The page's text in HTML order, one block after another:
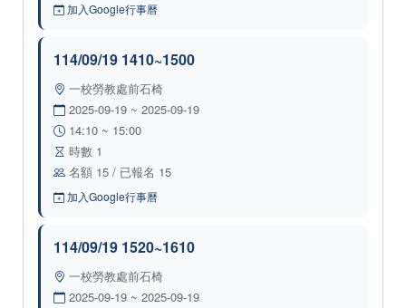
加入Google行事曆
114/09/19 1410~1500
一校勞教處前石椅
2025-09-19 ~ 2025-09-19
14:10 ~ 15:00
時數 1
名額 15 / 已報名 15
加入Google行事曆
114/09/19 1520~1610
一校勞教處前石椅
2025-09-19 ~ 2025-09-19